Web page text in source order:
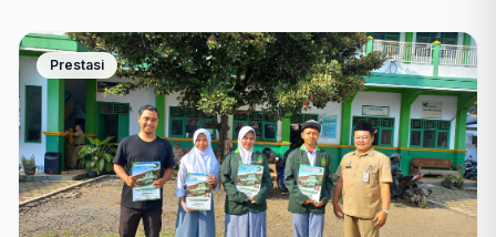
Prestasi